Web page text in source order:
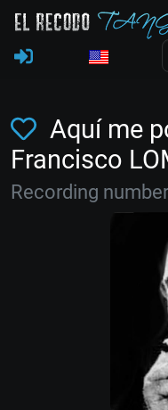
Aquí me
Francisco
Recording